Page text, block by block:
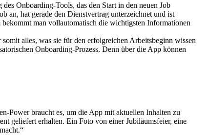
Onboarding-Tools, das den Start in den neuen Job
an, hat gerade den Dienstvertrag unterzeichnet und ist
man vollautomatisch die wichtigsten Informationen
alles, was sie für den erfolgreichen Arbeitsbeginn wissen
Onboarding-Prozess. Denn über die App können
Power braucht es, um die App mit aktuellen Inhalten zu
geliefert erhalten. Ein Foto von einer Jubiläumsfeier, eine